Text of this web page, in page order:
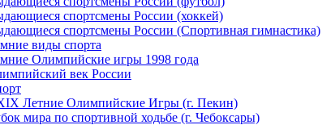
спортсмены России (хоккей)
спортсмены России (Спортивная гимнастика)
виды спорта
Олимпийские игры 1998 года
век России
Летние Олимпийские Игры (г. Пекин)
мира по спортивной ходьбе (г. Чебоксары)